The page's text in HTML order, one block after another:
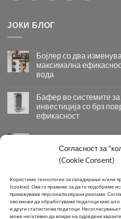
Согласност за
(Cookie Consent)
Kористиме технологии за складирање и/или
(cookies).Ова го правиме за да го подобриме
прикажуваме персонализирани реклами.
овозможи да обработуваме податоци како
и други статистички податоци.
може негативно да влијае на одредени
ЈОКИ БЛОГ
Бојлер со два
максимална
вода
со
два
изменувачи
–
решение
максимална
ефикасност
подготовка
на
топла
вода
Бафер во системите
инвестиција со брз
ефикасност
во
–
инвестиција
со
брз
Придобивки од
Системи за Греење и
Придобивки
Современи
Системи
за
Греење
КОНТАКТ
Телефон:+389 2 2581 800